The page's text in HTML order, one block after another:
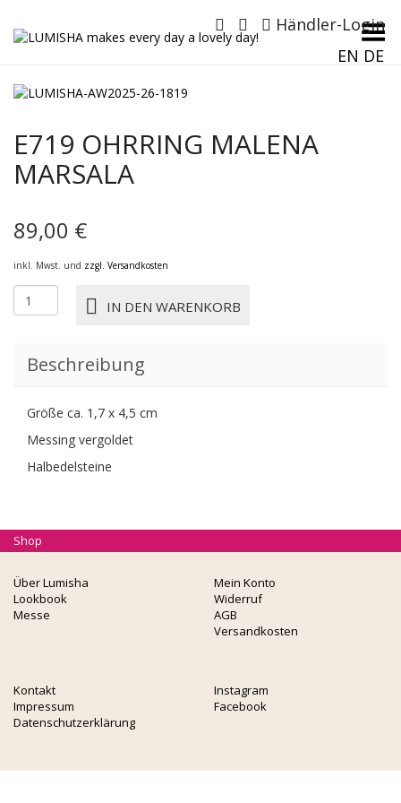
Händler-Login
EN DE
Menü umschalten
E719 OHRRING MALENA
MARSALA
89,00 €
inkl. Mwst. und zzgl. Versandkosten
E719
OHRRING
Menge
IN DEN WARENKORB
Beschreibung
Größe ca. 1,7 x 4,5 cm
Messing vergoldet
Halbedelsteine
Über Lumisha
Lookbook
Messe
Mein Konto
Widerruf
AGB
Versandkosten
Kontakt
Impressum
Datenschutzerklärung
Instagram
Facebook
Shop